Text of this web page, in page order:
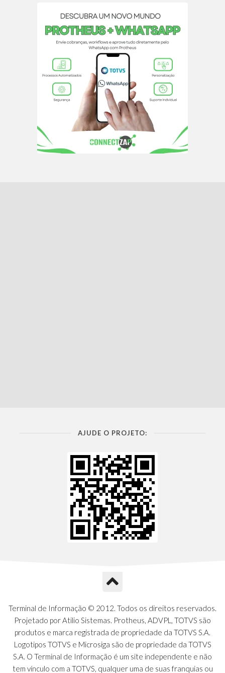
AJUDE O PROJETO:
Terminal de Informação © 2012. Todos os direitos reservados.
Projetado por Atilio Sistemas. Protheus, ADVPL, TOTVS são
produtos e marca registrada de propriedade da TOTVS S.A.
Logotipos TOTVS e Microsiga são de propriedade da TOTVS
S.A. O Terminal de Informação é um site independente e não
tem vínculo com a TOTVS, qualquer uma de suas franquias ou